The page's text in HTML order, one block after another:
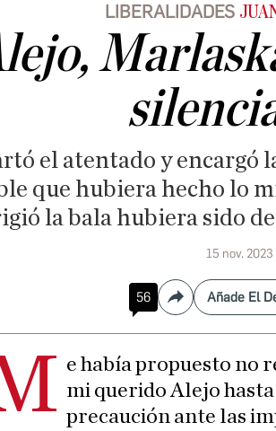
LIBERALIDADES
el atentado y encargó
que hubiera hecho lo
la bala hubiera sido
15 nov.
56 Compartir
Añade El
e había propuesto no
mi querido Alejo
precaución ante las